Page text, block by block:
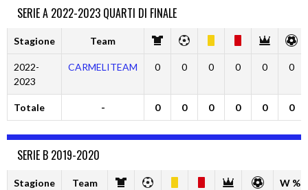
SERIE A 2022-2023 QUARTI DI FINALE
Stagione Team
2022-
2023
CARMELITEAM 0 0 0 0 0 0
Totale - 0 0 0 0 0 0
SERIE B 2019-2020
Stagione Team W %